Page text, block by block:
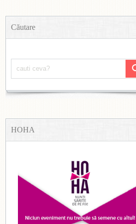
Căutare
HOHA